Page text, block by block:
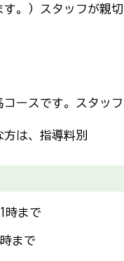
す。）スタッフが親
コースです。スタッ
は、指導料別
時まで
まで